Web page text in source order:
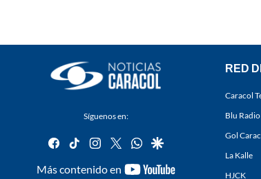
Síguenos en:
facebook
tiktok instagram
twitterwhatsapp
google
Más contenido en
youtube-
RED
Caracol
Blu Radio
Gol
La Kalle
HJCK